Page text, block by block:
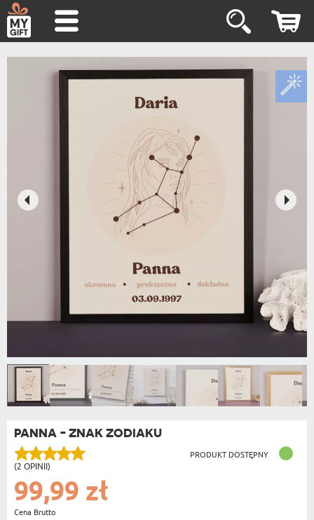
PANNA - ZNAK ZODIAKU
(2 OPINII)
PRODUKT DOSTĘPNY
99,99 zł
Cena Brutto